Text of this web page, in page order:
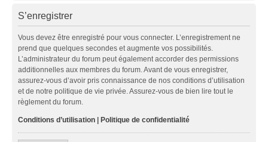
S’enregistrer
Vous devez être enregistré pour vous connecter. L’enregistrement ne
prend que quelques secondes et augmente vos possibilités.
L’administrateur du forum peut également accorder des permissions
additionnelles aux membres du forum. Avant de vous enregistrer,
assurez-vous d’avoir pris connaissance de nos conditions d’utilisation
et de notre politique de vie privée. Assurez-vous de bien lire tout le
règlement du forum.
Conditions d’utilisation Politique de confidentialité